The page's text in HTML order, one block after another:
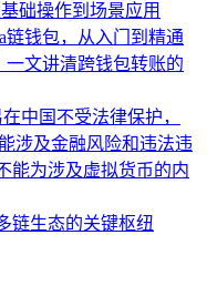
础操作到场景应用
链钱包，从入门到精通
一文讲清跨钱包转账的
中国不受法律保护，
涉及金融风险和违法违
能为涉及虚拟货币的内
链生态的关键枢纽